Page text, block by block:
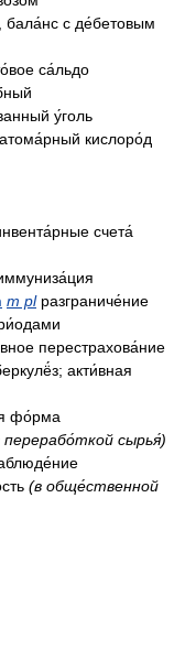
бала́нс с де́бетовым
са́льдо
у́голь
кислоро́д
счета́
m plразграниче́ние
перестрахова́ние
акти́вная
фо́рма
перерабо́ткой сырья́)
(в обще́ственной